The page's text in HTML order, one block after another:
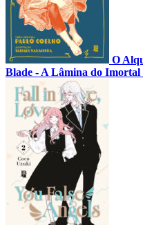
O
Blade - A Lâmina do Imortal